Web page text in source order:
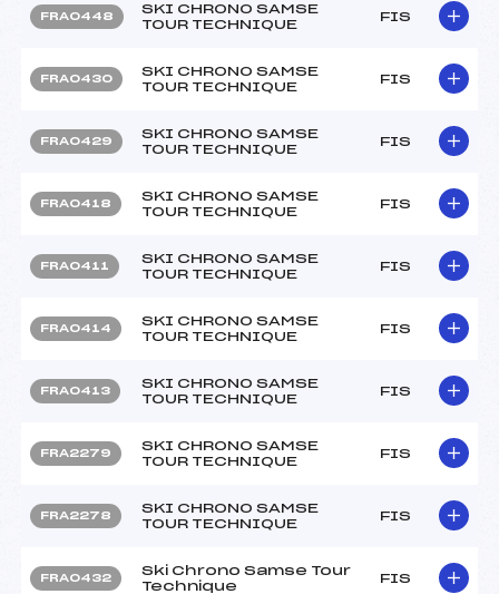
FRA0448
SKI CHRONO SAMSE
TOUR TECHNIQUE
FIS
FRA0430
SKI CHRONO SAMSE
TOUR TECHNIQUE
FIS
FRA0429
SKI CHRONO SAMSE
TOUR TECHNIQUE
FIS
FRA0418
SKI CHRONO SAMSE
TOUR TECHNIQUE
FIS
FRA0411
SKI CHRONO SAMSE
TOUR TECHNIQUE
FIS
FRA0414
SKI CHRONO SAMSE
TOUR TECHNIQUE
FIS
FRA0413
SKI CHRONO SAMSE
TOUR TECHNIQUE
FIS
FRA2279
SKI CHRONO SAMSE
TOUR TECHNIQUE
FIS
FRA2278
SKI CHRONO SAMSE
TOUR TECHNIQUE
FIS
FRA0432
Ski Chrono Samse Tour
Technique
FIS